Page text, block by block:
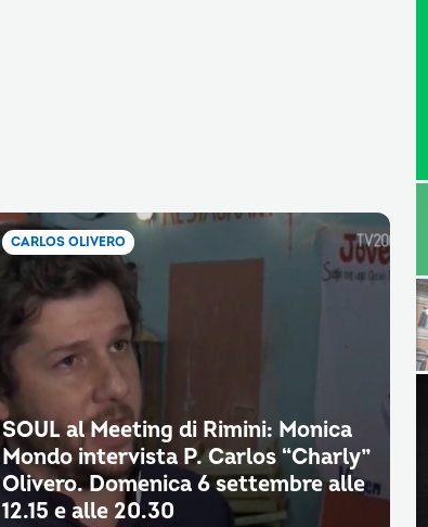
CARLOS OLIVERO
SOUL al Meeting di Rimini: Monica
Mondo intervista P. Carlos “Charly”
Olivero. Domenica 6 settembre alle
12.15 e alle 20.30